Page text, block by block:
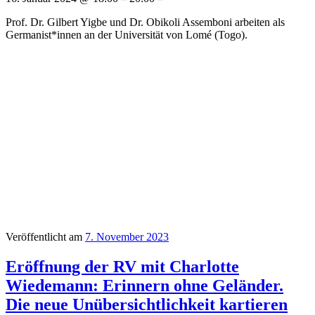
Prof. Dr. Gilbert Yigbe und Dr. Obikoli Assemboni arbeiten als
Germanist*innen an der Universität von Lomé (Togo).
Veröffentlicht am 7. November 2023
Eröffnung der RV mit Charlotte
Wiedemann: Erinnern ohne Geländer.
Die neue Unübersichtlichkeit kartieren